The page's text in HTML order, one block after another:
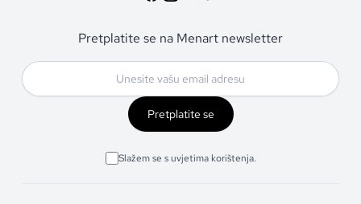
Pretplatite se na Menart newsletter
Pretplatite se
Slažem se s uvjetima korištenja.